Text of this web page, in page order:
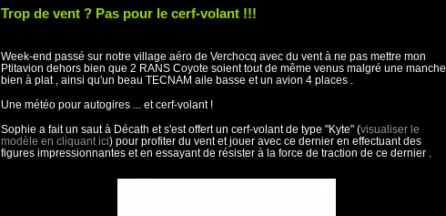
Trop de vent ? Pas pour le cerf-volant !!!
Week-end passé sur notre village aéro de Verchocq avec du vent à ne pas mettre mon
Ptitavion dehors bien que 2 RANS Coyote soient tout de même venus malgré une manche
bien à plat , ainsi qu'un beau TECNAM aile basse et un avion 4 places .
Une météo pour autogires ... et cerf-volant !
Sophie a fait un saut à Décath et s'est offert un cerf-volant de type "Kyte" (visualiser le
modèle en cliquant ici) pour profiter du vent et jouer avec ce dernier en effectuant des
figures impressionnantes et en essayant de résister à la force de traction de ce dernier .